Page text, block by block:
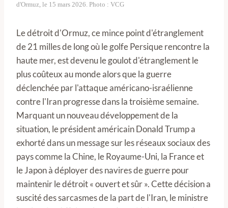
d'Ormuz, le 15 mars 2026. Photo : VCG
Le détroit d'Ormuz, ce mince point d'étranglement
de 21 milles de long où le golfe Persique rencontre la
haute mer, est devenu le goulot d'étranglement le
plus coûteux au monde alors que la guerre
déclenchée par l'attaque américano-israélienne
contre l'Iran progresse dans la troisième semaine.
Marquant un nouveau développement de la
situation, le président américain Donald Trump a
exhorté dans un message sur les réseaux sociaux des
pays comme la Chine, le Royaume-Uni, la France et
le Japon à déployer des navires de guerre pour
maintenir le détroit « ouvert et sûr ». Cette décision a
suscité des sarcasmes de la part de l'Iran, le ministre